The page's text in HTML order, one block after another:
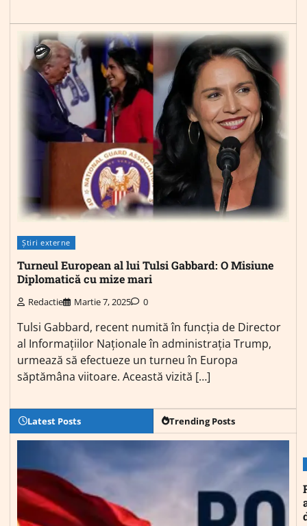
Știri externe
Turneul European al lui Tulsi Gabbard: O Misiune
Diplomatică cu mize mari
Redactie Martie 7, 2025 0
Tulsi Gabbard, recent numită în funcția de Director
al Informațiilor Naționale în administrația Trump,
urmează să efectueze un turneu în Europa
săptămâna viitoare. Această vizită […]
Latest Posts Trending Posts